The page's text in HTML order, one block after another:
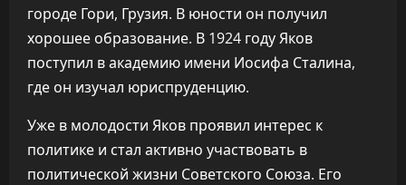
городе Гори, Грузия. В юности он получил
хорошее образование. В 1924 году Яков
поступил в академию имени Иосифа Сталина,
где он изучал юриспруденцию.
Уже в молодости Яков проявил интерес к
политике и стал активно участвовать в
политической жизни Советского Союза. Его